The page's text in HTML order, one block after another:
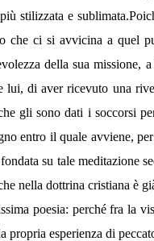
stilizzata e
ci si avvicina a quel
della sua missione,
lui, di aver ricevuto una
gli sono dati i soccorsi
entro il quale avviene,
su tale meditazione
nella dottrina cristiana è
poesia: perché fra la
esperienza di